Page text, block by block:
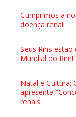
Cumprimos a
doença renal!
Seus Rins
Mundial do Rim!
Natal e Cultura:
apresenta
renais